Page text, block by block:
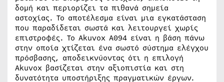
δομή και περιορίζει τα πιθανά σημεία
αστοχίας. Το αποτέλεσμα είναι μια εγκατάσταση
που παραδίδεται σωστά και λειτουργεί χωρίς
επιστροφές. Το Akuvox A094 είναι η βάση πάνω
στην οποία χτίζεται ένα σωστό σύστημα ελέγχου
πρόσβασης, αποδεικνύοντας ότι η επιλογή
Akuvox βασίζεται στην αξιοπιστία και στη
δυνατότητα υποστήριξης πραγματικών έργων.